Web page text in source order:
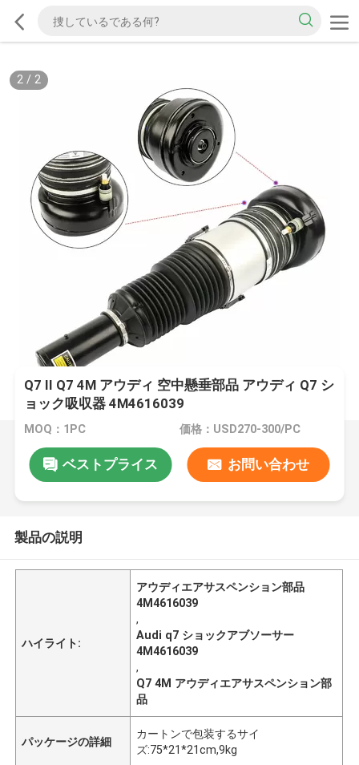
2/ 2
Q7 II Q7 4M アウディ 空中懸垂部品 アウディ Q7 シ
ョック吸収器 4M4616039
MOQ：1PC 価格：USD270-300/PC
ベストプライス お問い合わせ
製品の説明
ハイライト:
アウディエアサスペンション部品
4M4616039
,
Audi q7 ショックアブソーサー
4M4616039
,
Q7 4M アウディエアサスペンション部
品
パッケージの詳細
カートンで包装するサイ
ズ:75*21*21cm,9kg